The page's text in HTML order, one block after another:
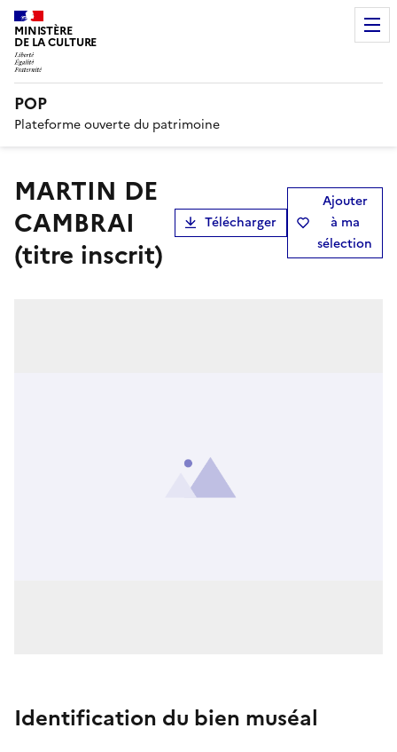
MINISTÈRE
DE LA CULTURE
POP
Plateforme ouverte du patrimoine
MARTIN DE
CAMBRAI
(titre inscrit)
Télécharger
Ajouter
à ma
sélection
Identification du bien muséal